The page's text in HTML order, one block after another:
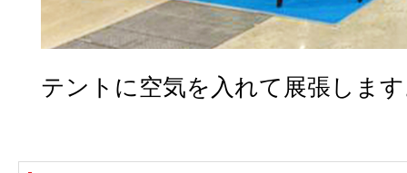
テントに空気を入れて展張しま